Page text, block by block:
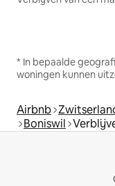
* In bepaalde
woningen kunnen
Airbnb
Boniswil